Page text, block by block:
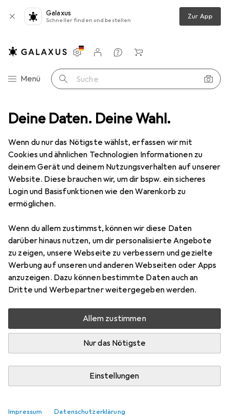
Deine Daten. Deine Wahl.
Wenn du nur das Nötigste wählst, erfassen wir mit
Cookies und ähnlichen Technologien Informationen zu
deinem Gerät und deinem Nutzungsverhalten auf unserer
Website. Diese brauchen wir, um dir bspw. ein sicheres
Login und Basisfunktionen wie den Warenkorb zu
ermöglichen.
Wenn du allem zustimmst, können wir diese Daten
darüber hinaus nutzen, um dir personalisierte Angebote
zu zeigen, unsere Webseite zu verbessern und gezielte
Werbung auf unseren und anderen Webseiten oder Apps
anzuzeigen. Dazu können bestimmte Daten auch an
Dritte und Werbepartner weitergegeben werden.
Allem zustimmen
Nur das Nötigste
Einstellungen
Impressum Datenschutzerklärung
Galaxus
Schneller finden und bestellen Zur App
Navigation nach Kategorien
Menü Suche
Einstellungen
Kundenkonto
Vergleichslisten
Merklisten
Warenkorb
Möbelgleiter + Schutzpuffer Scotch Extra weiche Filzgleiter
4 Bilder
MENGENRABATT
ScotchExtra weiche Filzgleiter
Filzgleiter, 4 Stk.
Preis in EUR inkl. MwSt.
EUR
8,18
Bewertungen Marke
Mehr als 10 Stück an Lager beim Lieferanten
Lieferort angeben für genaue Lieferzeit